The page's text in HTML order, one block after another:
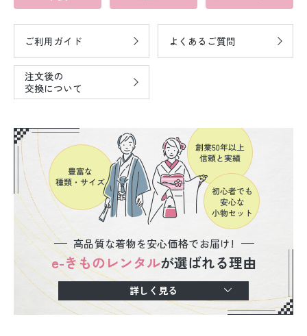
ご利用ガイド よくあるご質問
注文後の
交換について
高品質な着物を安心価格でお届け!
e-きものレンタルが選ばれる理由
詳しく見る